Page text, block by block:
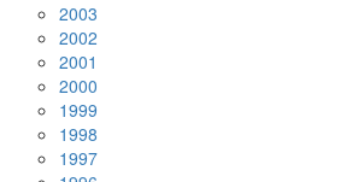
2003
2002
2001
2000
1999
1998
1997